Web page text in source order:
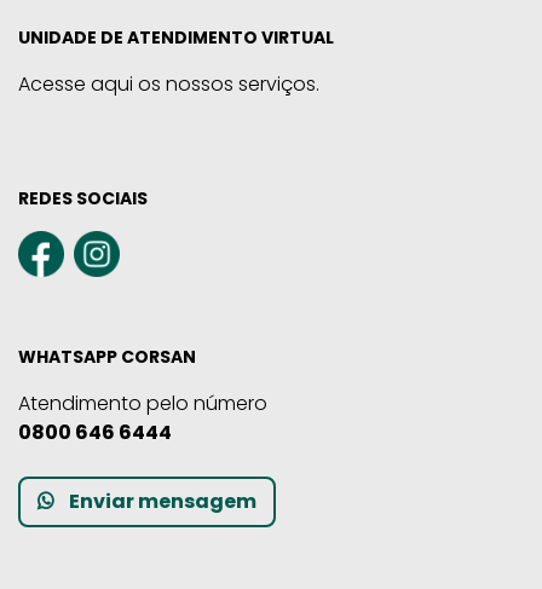
UNIDADE DE ATENDIMENTO VIRTUAL
Acesse aqui os nossos serviços.
REDES SOCIAIS
WHATSAPP CORSAN
Atendimento pelo número
0800 646 6444
Enviar mensagem